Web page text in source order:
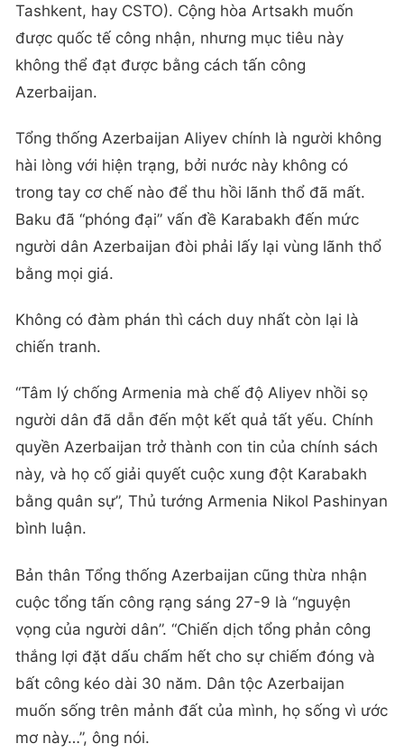
Tashkent, hay CSTO). Cộng hòa Artsakh muốn
được quốc tế công nhận, nhưng mục tiêu này
không thể đạt được bằng cách tấn công
Azerbaijan.
Tổng thống Azerbaijan Aliyev chính là người không
hài lòng với hiện trạng, bởi nước này không có
trong tay cơ chế nào để thu hồi lãnh thổ đã mất.
Baku đã “phóng đại” vấn đề Karabakh đến mức
người dân Azerbaijan đòi phải lấy lại vùng lãnh thổ
bằng mọi giá.
Không có đàm phán thì cách duy nhất còn lại là
chiến tranh.
“Tâm lý chống Armenia mà chế độ Aliyev nhồi sọ
người dân đã dẫn đến một kết quả tất yếu. Chính
quyền Azerbaijan trở thành con tin của chính sách
này, và họ cố giải quyết cuộc xung đột Karabakh
bằng quân sự”, Thủ tướng Armenia Nikol Pashinyan
bình luận.
Bản thân Tổng thống Azerbaijan cũng thừa nhận
cuộc tổng tấn công rạng sáng 27-9 là “nguyện
vọng của người dân”. “Chiến dịch tổng phản công
thắng lợi đặt dấu chấm hết cho sự chiếm đóng và
bất công kéo dài 30 năm. Dân tộc Azerbaijan
muốn sống trên mảnh đất của mình, họ sống vì ước
mơ này…”, ông nói.